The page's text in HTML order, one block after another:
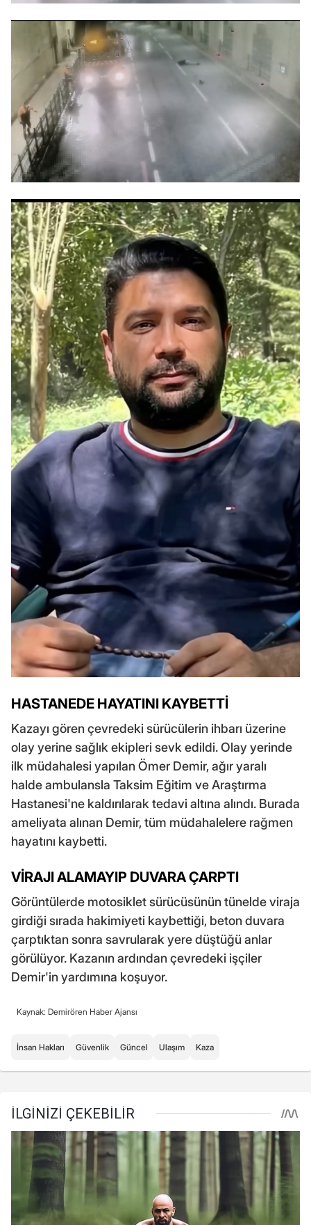
HASTANEDE HAYATINI KAYBETTİ
Kazayı gören çevredeki sürücülerin ihbarı üzerine
olay yerine sağlık ekipleri sevk edildi. Olay yerinde
ilk müdahalesi yapılan Ömer Demir, ağır yaralı
halde ambulansla Taksim Eğitim ve Araştırma
Hastanesi'ne kaldırılarak tedavi altına alındı. Burada
ameliyata alınan Demir, tüm müdahalelere rağmen
hayatını kaybetti.
VİRAJI ALAMAYIP DUVARA ÇARPTI
Görüntülerde motosiklet sürücüsünün tünelde viraja
girdiği sırada hakimiyeti kaybettiği, beton duvara
çarptıktan sonra savrularak yere düştüğü anlar
görülüyor. Kazanın ardından çevredeki işçiler
Demir'in yardımına koşuyor.
Kaynak: Demirören Haber Ajansı
İnsan Hakları Güvenlik Güncel Ulaşım Kaza